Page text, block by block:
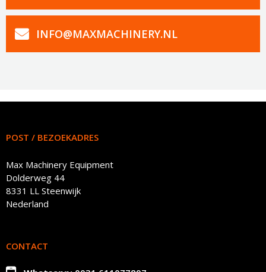
INFO@MAXMACHINERY.NL
POST / BEZOEKADRES
Max Machinery Equipment
Dolderweg 44
8331 LL Steenwijk
Nederland
CONTACT